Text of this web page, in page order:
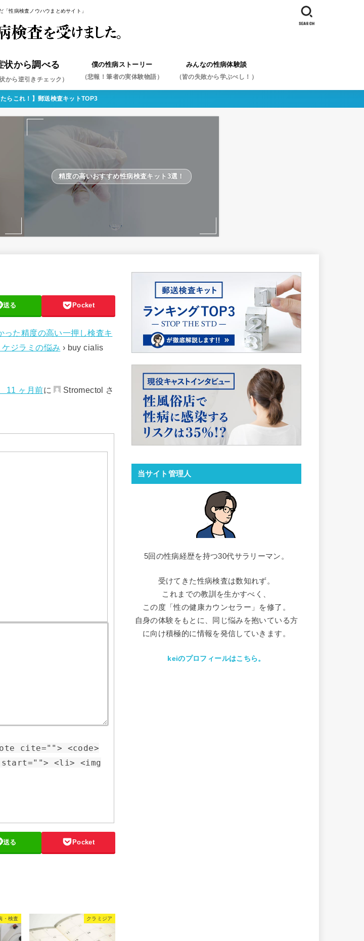
「性病検査ノウハウまとめサイト」
状から調べる
状から逆引きチェック）
僕の性病ストーリー
（悲報！筆者の実体験物語）
みんなの性病体験談
（皆の失敗から学ぶべし！）
SEARCH
たらこれ！】郵送検査キットTOP3
精度の高いおすすめ性病検査キット3選！
送る Pocket
った精度の高い一押し検査キ
ジラミの悩み › buy cialis
11 ヶ月前に
Stromectol さ
cite=""> <code>
start=""> <li> <img
送る Pocket
・検査 クラミジア
当サイト管理人
5回の性病経歴を持つ30代サラリーマン。
受けてきた性病検査は数知れず。
これまでの教訓を生かすべく、
この度「性の健康カウンセラー」を修了。
自身の体験をもとに、同じ悩みを抱いている方
に向け積極的に情報を発信していきます。
keiのプロフィールはこちら。